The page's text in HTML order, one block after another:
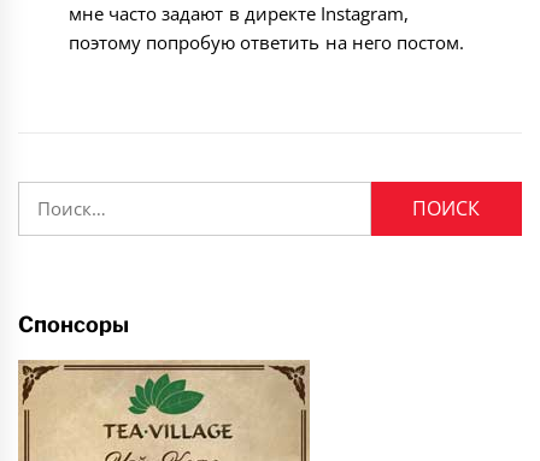
мне часто задают в директе Instagram,
поэтому попробую ответить на него постом.
Спонсоры